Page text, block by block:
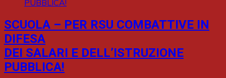
SCUOLA – PER RSU COMBATTIVE IN
DIFESA
DEI SALARI E DELL’ISTRUZIONE
PUBBLICA!